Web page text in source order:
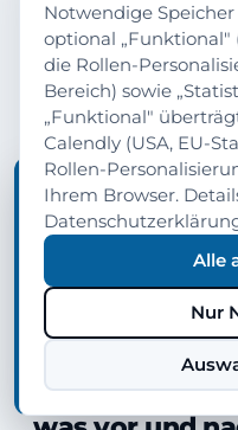
Ja, ich möchte
Mails zu
Microsoft-
arades-Inhalte.
jederzeit
VERWANDTE
Migration hat
Notwendige
optional „Funktional"
die Rollen-
Bereich) sowie
„Funktional"
Calendly (USA, EU-
Rollen-
Ihrem Browser.
Alle
Nur
TIPP · INHALTE FÜR
Möchten Sie diese
zuschneiden?
Wir können dieselben
Geschäftsführung,
zeigen — Sprache,
angepasst.